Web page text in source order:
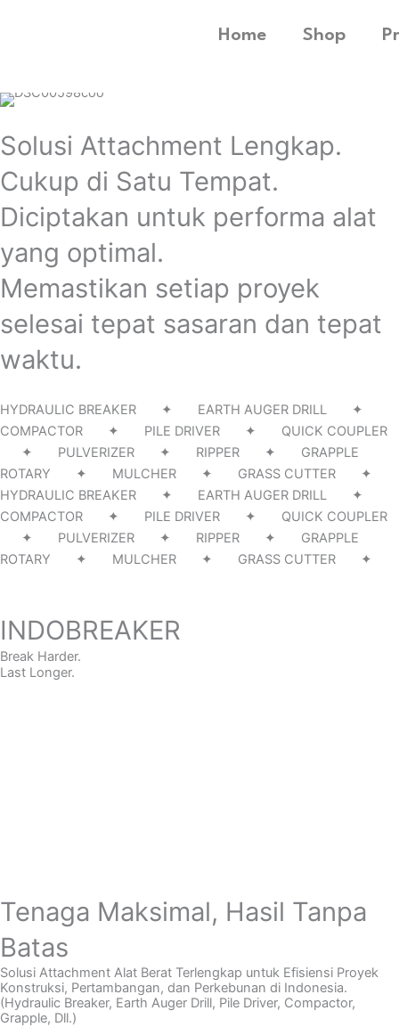
Home Shop
Solusi Attachment Lengkap.
Cukup di Satu Tempat.
Diciptakan untuk performa alat
yang optimal.
Memastikan setiap proyek
selesai tepat sasaran dan tepat
waktu.
HYDRAULIC BREAKER ✦ EARTH AUGER DRILL ✦
COMPACTOR ✦ PILE DRIVER ✦ QUICK COUPLER
✦ PULVERIZER ✦ RIPPER ✦ GRAPPLE
ROTARY ✦ MULCHER ✦ GRASS CUTTER ✦
HYDRAULIC BREAKER ✦ EARTH AUGER DRILL ✦
COMPACTOR ✦ PILE DRIVER ✦ QUICK COUPLER
✦ PULVERIZER ✦ RIPPER ✦ GRAPPLE
ROTARY ✦ MULCHER ✦ GRASS CUTTER ✦
INDOBREAKER
Break Harder.
Last Longer.
Tenaga Maksimal, Hasil Tanpa
Batas
Solusi Attachment Alat Berat Terlengkap untuk Efisiensi Proyek
Konstruksi, Pertambangan, dan Perkebunan di Indonesia.
(Hydraulic Breaker, Earth Auger Drill, Pile Driver, Compactor,
Grapple, Dll.)